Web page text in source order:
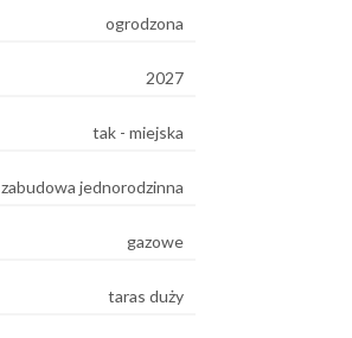
ogrodzona
2027
tak - miejska
zabudowa jednorodzinna
gazowe
taras duży